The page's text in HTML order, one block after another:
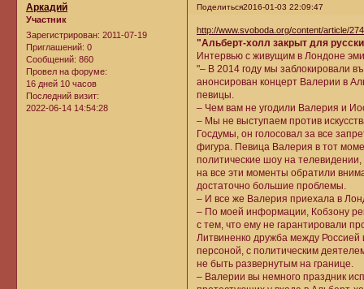
Поделиться2016-01-03 22:09:47
Аркадий
Участник
Зарегистрирован: 2011-07-19
Приглашений: 0
Сообщений: 860
Провел на форуме:
16 дней 10 часов
Последний визит:
2022-06-14 14:54:28
http://www.svoboda.org/content/article/
"Альберт-холл закрыт для
Интервью с живущим в Лондоне
"– В 2014 году мы заблокировали
анонсирован концерт Валерии в
певицы.
– Чем вам не угодили Валерия и
– Мы не выступаем против
Госдумы, он голосовал за все
фигура. Певица Валерия в тот
политические шоу на
на все эти моменты обратили
достаточно большие проблемы.
– И все же Валерия приехала в
– По моей информации, Кобзону
с тем, что ему не гарантировали
Литвиненко дружба между
персоной, с политическим
не быть развернутым на границе.
– Валерии вы немного праздник